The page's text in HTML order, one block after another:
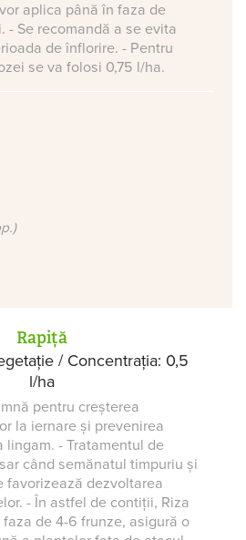
aplica până în faza de
- Se recomandă a se evita
de înflorire. - Pentru
se va folosi 0,75 l/ha.
Rapiță
/ Concentrația: 0,5
l/ha
pentru creșterea
la iernare și prevenirea
lingam. - Tratamentul de
când semănatul timpuriu și
favorizează dezvoltarea
- În astfel de contiții, Riza
de 4-6 frunze, asigură o